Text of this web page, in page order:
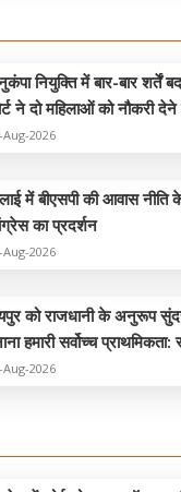
नियुक्ति में बार-बार शर्तें
ने दो महिलाओं को नौकरी देने
Aug-2026
में बीएसपी की आवास नीति
का प्रदर्शन
Aug-2026
को राजधानी के अनुरूप
हमारी सर्वोच्च
Aug-2026